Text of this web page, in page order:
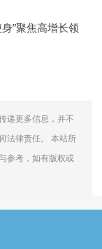
”聚焦高增长领
递更多信息，并不
法律责任。 本站所
参考，如有版权或